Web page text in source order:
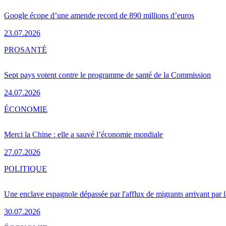
Google écope d’une amende record de 890 millions d’euros
23.07.2026
Sept pays votent contre le programme de santé de la Commission
24.07.2026
PROSANTÉ
Merci la Chine : elle a sauvé l’économie mondiale
27.07.2026
ÉCONOMIE
Une enclave espagnole dépassée par l'afflux de migrants arrivant par
30.07.2026
POLITIQUE